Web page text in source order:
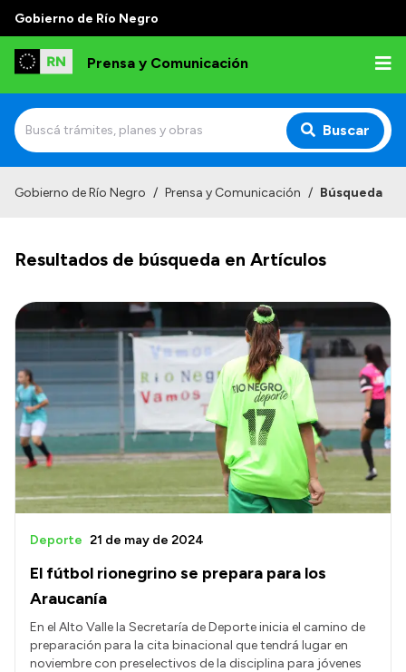
Gobierno de Río Negro
Prensa y Comunicación
Buscar
Autoridades
Referentes de prensa
Archivo de noticias
Transparencia
Presupuesto
Boletín Oficial
Compras y licitaciones
Consulta de expedientes
Convocatorias
Intranet
Login
Gobierno de Río Negro / Prensa y Comunicación / Búsqueda
Resultados de búsqueda en Artículos
El fútbol rionegrino se prepara para los
Araucanía
Deporte 21 de may de 2024
En el Alto Valle la Secretaría de Deporte inicia el camino de
preparación para la cita binacional que tendrá lugar en
noviembre con preselectivos de la disciplina para jóvenes